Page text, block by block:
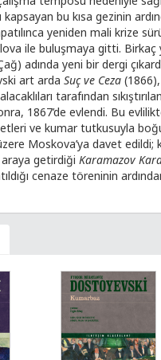
kapsayan bu kısa gezinin
yeniden mali krize
ile buluşmaya gitti. Birkaç
adında yeni bir dergi
art arda Suç ve Ceza (1866),
tarafından
1867’de evlendi. Bu
ve kumar tutkusuyla
Moskova’ya davet edildi;
getirdiği Karamazov
cenaze töreninin